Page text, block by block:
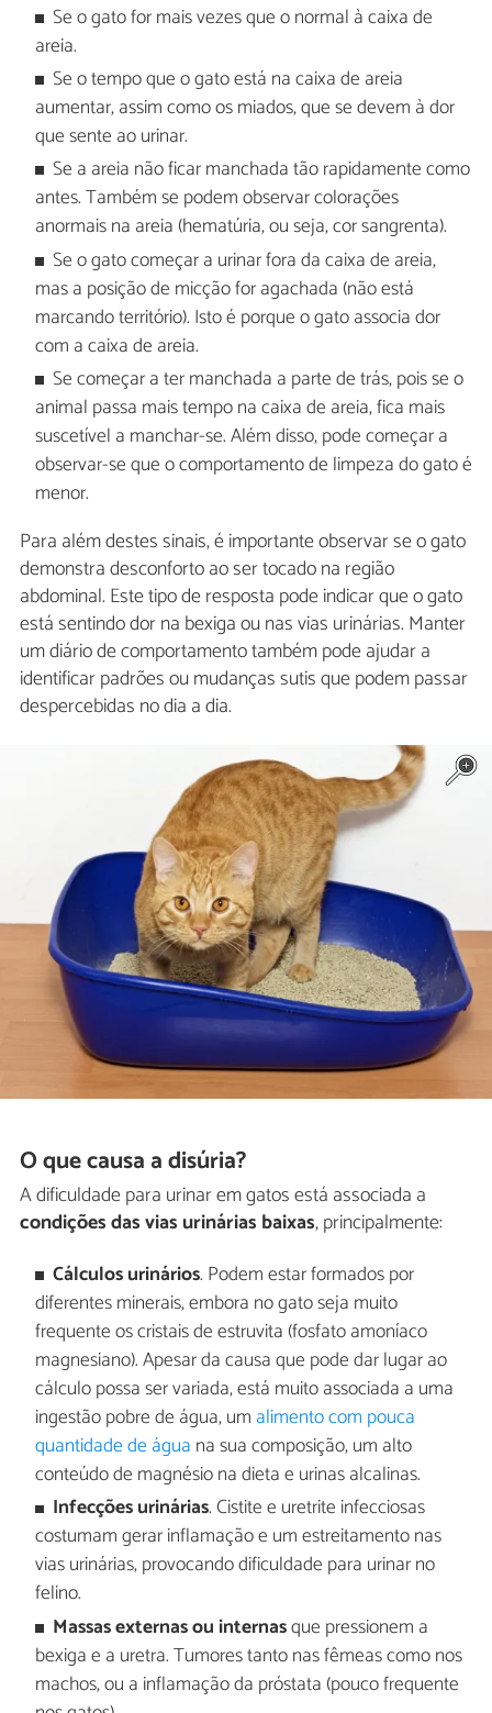
Se o gato for mais vezes que o normal à caixa de
areia.
Se o tempo que o gato está na caixa de areia
aumentar, assim como os miados, que se devem à dor
que sente ao urinar.
Se a areia não ficar manchada tão rapidamente como
antes. Também se podem observar colorações
anormais na areia (hematúria, ou seja, cor sangrenta).
Se o gato começar a urinar fora da caixa de areia,
mas a posição de micção for agachada (não está
marcando território). Isto é porque o gato associa dor
com a caixa de areia.
Se começar a ter manchada a parte de trás, pois se o
animal passa mais tempo na caixa de areia, fica mais
suscetível a manchar-se. Além disso, pode começar a
observar-se que o comportamento de limpeza do gato é
menor.
Para além destes sinais, é importante observar se o gato
demonstra desconforto ao ser tocado na região
abdominal. Este tipo de resposta pode indicar que o gato
está sentindo dor na bexiga ou nas vias urinárias. Manter
um diário de comportamento também pode ajudar a
identificar padrões ou mudanças sutis que podem passar
despercebidas no dia a dia.
O que causa a disúria?
A dificuldade para urinar em gatos está associada a
condições das vias urinárias baixas, principalmente:
Cálculos urinários. Podem estar formados por
diferentes minerais, embora no gato seja muito
frequente os cristais de estruvita (fosfato amoníaco
magnesiano). Apesar da causa que pode dar lugar ao
cálculo possa ser variada, está muito associada a uma
ingestão pobre de água, um alimento com pouca
quantidade de água na sua composição, um alto
conteúdo de magnésio na dieta e urinas alcalinas.
Infecções urinárias. Cistite e uretrite infecciosas
costumam gerar inflamação e um estreitamento nas
vias urinárias, provocando dificuldade para urinar no
felino.
Massas externas ou internasque pressionem a
bexiga e a uretra. Tumores tanto nas fêmeas como nos
machos, ou a inflamação da próstata (pouco frequente